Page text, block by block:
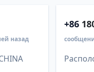
назад
+86